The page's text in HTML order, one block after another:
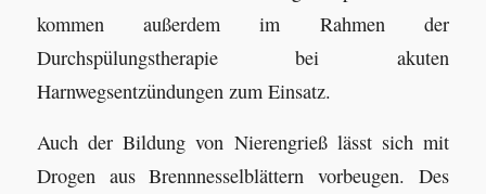
kommen außerdem im Rahmen der
Durchspülungstherapie bei akuten
Harnwegsentzündungen zum Einsatz.
Auch der Bildung von Nierengrieß lässt sich mit
Drogen aus Brennnesselblättern vorbeugen. Des